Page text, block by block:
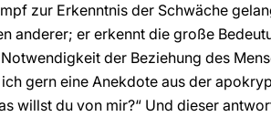
zur Erkenntnis der Schwäche
anderer; er erkennt die große
der Beziehung des
gern eine Anekdote aus der
willst du von mir?“ Und dieser